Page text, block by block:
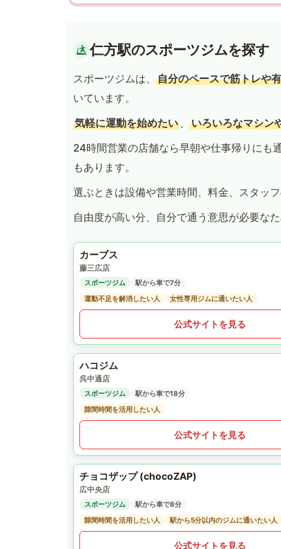
仁方駅のスポーツジムを探す
スポーツジムは、 自分のペースで筋トレや
いています。
気軽に運動を始めたい 、 いろいろなマシン
24時間営業の店舗なら早朝や仕事帰りにも
もあります。
選ぶときは設備や営業時間、料金、スタッ
自由度が高い分、自分で通う意思が必要な
カーブス
藤三広店
スポーツジム
駅から車で7分
運動不足を解消したい人
女性専用ジムに通いたい人
公式サイトを見る
ハコジム
呉中通店
スポーツジム
駅から車で18分
隙間時間を活用したい人
公式サイトを見る
チョコザップ (chocoZAP)
広中央店
スポーツジム
駅から車で8分
隙間時間を活用したい人
駅から5分以内のジムに通いたい人
公式サイトを見る